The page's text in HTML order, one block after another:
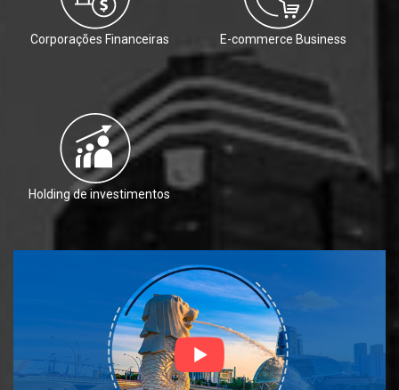
Corporações Financeiras E-commerce Business
Holding de investimentos